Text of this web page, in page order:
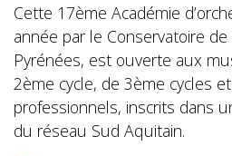
Cette 17ème Académie
année par le Conservatoire
Pyrénées, est ouverte aux
2ème cycle, de 3ème cycles
professionnels, inscrits dans
du réseau Sud Aquitain.